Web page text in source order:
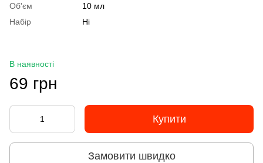
Об'єм
10 мл
Набір
Ні
В наявності
69 грн
Купити
Замовити швидко